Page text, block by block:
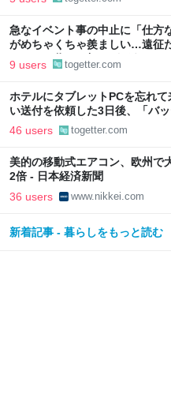
急なイベント事の中止に「仕方
がめちゃくちゃ羨ましい…遠征
とホテル代』の怒りがどうして
9 users togetter.com
ホテルにタブレットPCを忘れ
い送付を依頼した3日後、「バ
が取扱わず、諦めて下さい」と
46 users togetter.com
美的の移動式エアコン、欧州
2倍 - 日本経済新聞
36 users www.nikkei.com
新着記事 - 暮らしをもっと読む